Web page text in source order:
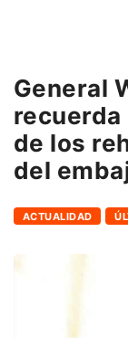
General
recuerda
de los
del
ACTUALIDAD